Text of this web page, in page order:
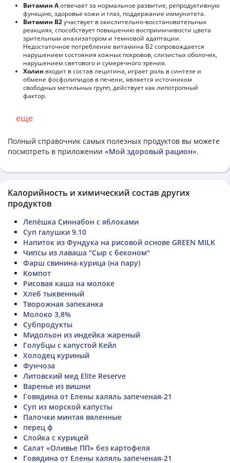
Витамин Аотвечает за нормальное развитие, репродуктивную
функцию, здоровье кожи и глаз, поддержание иммунитета.
Витамин В2участвует в окислительно-восстановительных
реакциях, способствует повышению восприимчивости цвета
зрительным анализатором и темновой адаптации.
Недостаточное потребление витамина В2 сопровождается
нарушением состояния кожных покровов, слизистых оболочек,
нарушением светового и сумеречного зрения.
Холин входит в состав лецитина, играет роль в синтезе и
обмене фосфолипидов в печени, является источником
свободных метильных групп, действует как липотропный
фактор.
еще
Полный справочник самых полезных продуктов вы можете
посмотреть в приложении «Мой здоровый рацион».
Калорийность и химический состав других
продуктов
Лепёшка Синнабон с яблоками
Суп галушки 9.10
Напиток из Фундука на рисовой основе GREEN MILK
Чипсы из лаваша "Сыр с беконом"
Фарш свинина-курица (на пару)
Компот
Рисовая каша на молоке
Хлеб тыквенный
Творожная запеканка
Молоко 3,8%
Субпродукты
Мидольон из индейка жареный
Голубцы с капустой Кейл
Холодец куриный
Фунчоза
Литовский мед Elite Reserve
Варенье из вишни
Говядина от Елены халяль запеченая-21
Суп из морской капусты
Палочки минтая вяленные
перец ф
Слойка с курицей
Салат «Оливье ПП» без картофеля
Говядина от Елены халяль запеченая-21